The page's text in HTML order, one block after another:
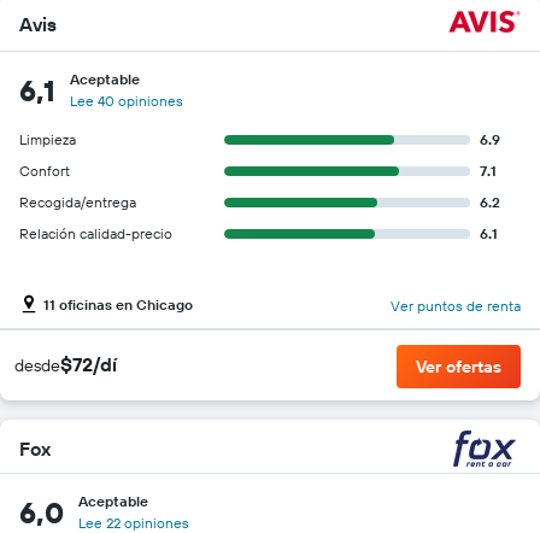
Avis
6,1
Aceptable
Lee 40 opiniones
Limpieza
6.9
Confort
7.1
Recogida/entrega
6.2
Relación calidad-precio
6.1
11 oficinas en Chicago Ver puntos de renta
desde$72/dí Ver ofertas
Fox
6,0
Aceptable
Lee 22 opiniones